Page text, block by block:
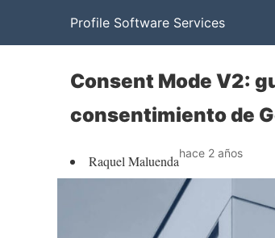
Profile Software Services
Consent Mode V2:
consentimiento de
Raquel Maluendahace 2 años